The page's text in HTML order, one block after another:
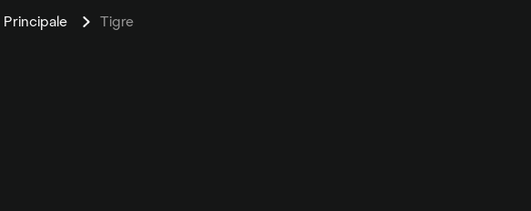
Principale Tigre